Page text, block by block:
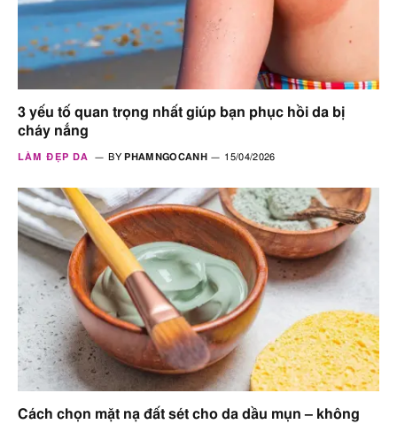
3 yếu tố quan trọng nhất giúp bạn phục hồi da bị
cháy nắng
LÀM ĐẸP DA BY PHAMNGOCANH 15/04/2026
Cách chọn mặt nạ đất sét cho da dầu mụn – không